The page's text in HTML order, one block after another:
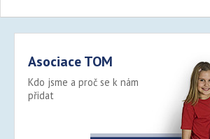
Asociace TOM
Kdo jsme a proč se k nám
přidat